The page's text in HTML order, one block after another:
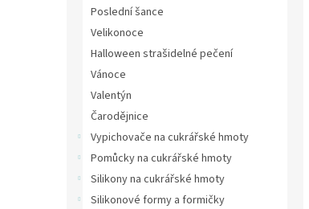
Poslední šance
Velikonoce
Halloween strašidelné pečení
Vánoce
Valentýn
Čarodějnice
Vypichovače na cukrářské hmoty
Pomůcky na cukrářské hmoty
Silikony na cukrářské hmoty
Silikonové formy a formičky